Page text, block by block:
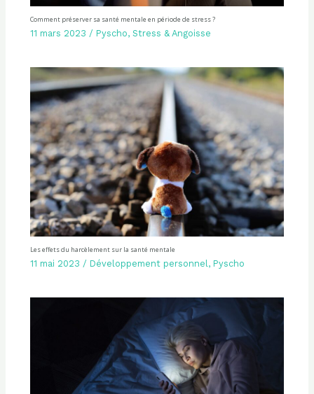
Comment préserver sa santé mentale en période de stress ?
11 mars 2023 / Pyscho, Stress & Angoisse
Les effets du harcèlement sur la santé mentale
11 mai 2023 / Développement personnel , Pyscho